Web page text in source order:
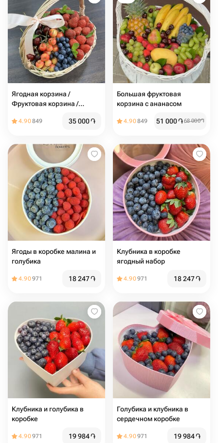
Ягодная корзина /
Фруктовая корзина /
Клубника / Черешня
4.90849 35 000֏
Большая фруктовая
корзина с ананасом
4.90849 51 000֏68 000֏
Ягоды в коробке малина и
голубика
4.90971 18 247֏
Клубника в коробке
ягодный набор
4.90971 18 247֏
Клубника и голубика в
коробке
4.90971 19 984֏
Голубика и клубника в
сердечном коробке
4.90971 19 984֏